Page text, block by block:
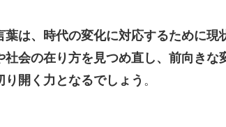
葉は、時代の変化に対応するために現
会の在り方を見つめ直し、前向きな
開く力となるでしょう 。